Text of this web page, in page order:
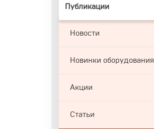
Публикации
Новости
Новинки оборудования
Акции
Статьи